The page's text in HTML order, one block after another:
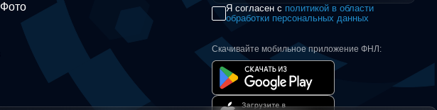
Фото
Я согласен с политикой в области
обработки персональных данных
Скачивайте мобильное приложение ФНЛ: